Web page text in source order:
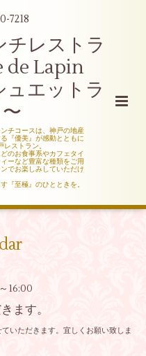
7218
チレストラ
de Lapin
ットラ
チコースは、神戸の地産
『優美』が感動とともに
ストラン。
のお食事系やカフェタイ
ーなど豊富な種類をご用
でお楽しみしていただけ
『至極』のひとときを。
16:00
ます。
いただきます。宜しくお願い致しま